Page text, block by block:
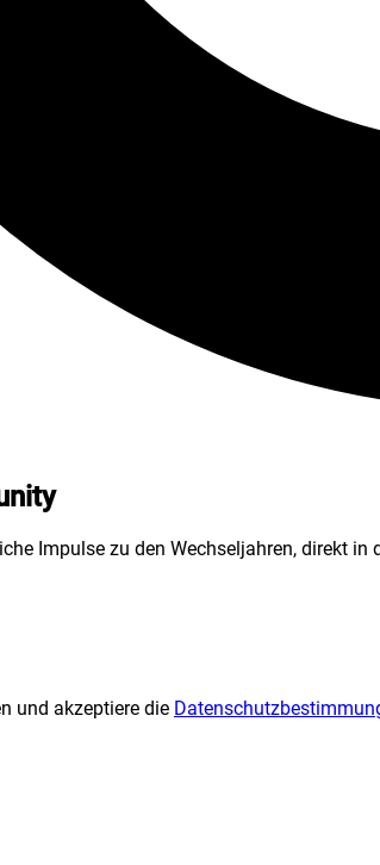
Impulse zu den Wechseljahren, direkt
und akzeptiere die